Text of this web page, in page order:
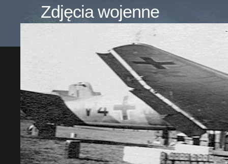
Zdjęcia wojenne